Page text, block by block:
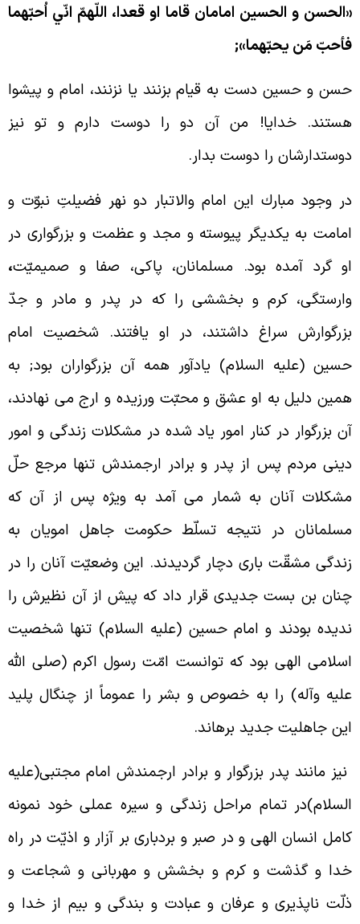
و الحسين امامان قاما او قعدا، اللّهمّ انّي اُحبّهما
مَن يحبّهما»;
و حسين دست به قيام بزنند يا نزنند، امام و پيشوا
خدايا! من آن دو را دوست دارم و تو نيز
را دوست بدار.
وجود مبارك اين امام والاتبار دو نهر فضيلتِ نبوّت و
به يكديگر پيوسته و مجد و عظمت و بزرگوارى در
گرد آمده بود. مسلمانان، پاکى، صفا و صميميّت،
کرم و بخششى را که در پدر و مادر و جدّ
سراغ داشتند، در او يافتند. شخصيت امام
(عليه السلام) يادآور همه آن بزرگواران بود; به
دليل به او عشق و محبّت ورزيده و ارج مى نهادند،
بزرگوار در کنار امور ياد شده در مشكلات زندگى و امور
مردم پس از پدر و برادر ارجمندش تنها مرجع حلّ
آنان به شمار مى آمد به ويژه پس از آن که
در نتيجه تسلّط حكومت جاهل امويان به
مشقّت بارى دچار گرديدند. اين وضعيّت آنان را در
بن بست جديدى قرار داد که پيش از آن نظيرش را
بودند و امام حسين (عليه السلام) تنها شخصيت
الهى بود که توانست امّت رسول اکرم (صلى الله
وآله) را به خصوص و بشر را عموماً از چنگال پليد
جاهليت جديد برهاند.
مانند پدر بزرگوار و برادر ارجمندش امام مجتبى(عليه
تمام مراحل زندگى و سيره عملى خود نمونه
انسان الهى و در صبر و بردبارى بر آزار و اذيّت در راه
و گذشت و کرم و بخشش و مهربانى و شجاعت و
ناپذيرى و عرفان و عبادت و بندگى و بيم از خدا و